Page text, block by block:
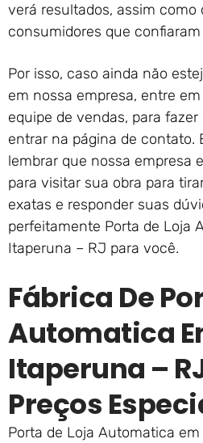
verá resultados, assim como
consumidores que
Por isso, caso ainda não
em nossa empresa, entre
equipe de vendas, para
entrar na página de contato.
lembrar que nossa empresa
para visitar sua obra para
exatas e responder suas
perfeitamente Porta de Loja
Itaperuna – RJ para você.
Fábrica De
Automatica
Itaperuna –
Preços
Porta de Loja Automatica